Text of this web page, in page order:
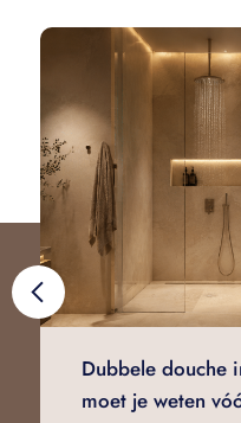
Dubbele douche
moet je weten